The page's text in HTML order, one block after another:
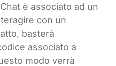
è associato ad un
con un
basterà
associato a
modo verrà